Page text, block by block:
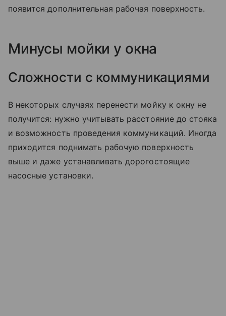
появится дополнительная рабочая поверхность.
Минусы мойки у окна
Сложности с коммуникациями
В некоторых случаях перенести мойку к окну не
получится: нужно учитывать расстояние до стояка
и возможность проведения коммуникаций. Иногда
приходится поднимать рабочую поверхность
выше и даже устанавливать дорогостоящие
насосные установки.